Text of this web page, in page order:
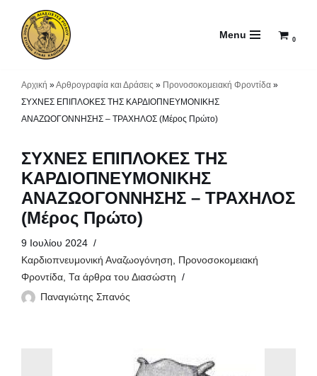
Μεταπηδήστε
Menu 0
Αρχική »Αρθρογραφία και Δράσεις » Προνοσοκομειακή Φροντίδα »
ΣΥΧΝΕΣ ΕΠΙΠΛΟΚΕΣ ΤΗΣ ΚΑΡΔΙΟΠΝΕΥΜΟΝΙΚΗΣ
ΑΝΑΖΩΟΓΟΝΝΗΣΗΣ – ΤΡΑΧΗΛΟΣ (Μέρος Πρώτο)
ΣΥΧΝΕΣ ΕΠΙΠΛΟΚΕΣ ΤΗΣ
ΚΑΡΔΙΟΠΝΕΥΜΟΝΙΚΗΣ
ΑΝΑΖΩΟΓΟΝΝΗΣΗΣ – ΤΡΑΧΗΛΟΣ
(Μέρος Πρώτο)
9 Ιουλίου 2024
Καρδιοπνευμονική Αναζωογόνηση, Προνοσοκομειακή
Φροντίδα, Τα άρθρα του Διασώστη
Παναγιώτης Σπανός